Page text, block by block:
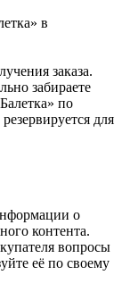
в
заказа.
забираете
по
для
о
контента.
вопросы
её по своему